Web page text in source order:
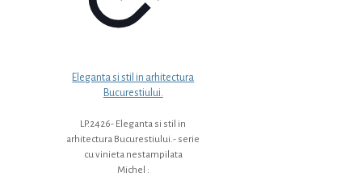
Eleganta si stil in arhitectura
Bucurestiului.
LP.2426- Eleganta si stil in
arhitectura Bucurestiului.- serie
cu vinieta nestampilata
Michel :